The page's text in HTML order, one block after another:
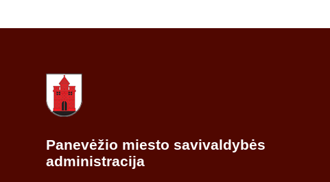
Panevėžio miesto savivaldybės
administracija